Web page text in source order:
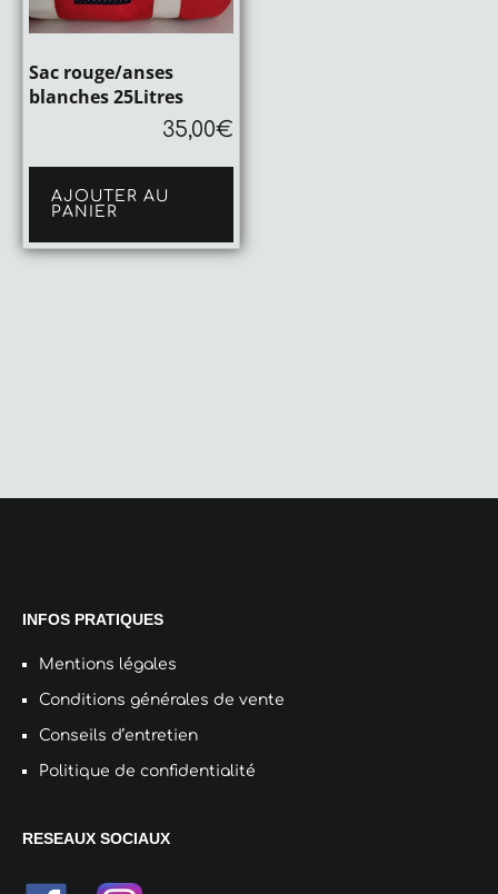
Sac rouge/anses
blanches 25Litres
35,00€
AJOUTER AU
PANIER
INFOS PRATIQUES
Mentions légales
Conditions générales de vente
Conseils d’entretien
Politique de confidentialité
RESEAUX SOCIAUX